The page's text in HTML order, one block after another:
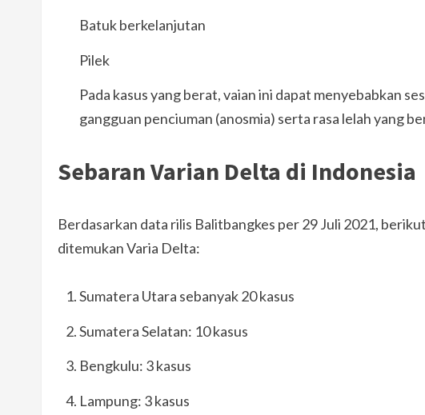
Batuk berkelanjutan
Pilek
Pada kasus yang berat, vaian ini dapat menyebabkan
gangguan penciuman (anosmia) serta rasa lelah yang
Sebaran Varian Delta di Indonesia
Berdasarkan data rilis Balitbangkes per 29 Juli 2021,
ditemukan Varia Delta:
Sumatera Utara sebanyak 20 kasus
Sumatera Selatan: 10 kasus
Bengkulu: 3 kasus
Lampung: 3 kasus